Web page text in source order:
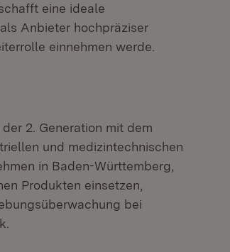
eine ideale
Anbieter hochpräziser
einnehmen werde.
2. Generation mit dem
und medizintechnischen
in Baden-Württemberg,
Produkten einsetzen,
bei